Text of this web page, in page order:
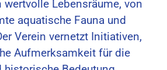
wertvolle Lebensräume, von
aquatische Fauna und
Verein vernetzt Initiativen,
Aufmerksamkeit für die